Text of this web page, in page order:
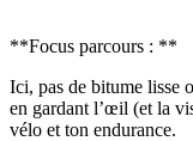
**Focus parcours : **
Ici, pas de bitume lisse
en gardant l’œil (et la
vélo et ton endurance.